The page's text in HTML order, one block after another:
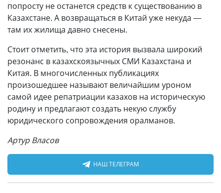
попросту не останется средств к существованию в
Казахстане. А возвращаться в Китай уже некуда —
там их жилища давно снесены.
Стоит отметить, что эта история вызвала широкий
резонанс в казахскоязычных СМИ Казахстана и
Китая. В многочисленных публикациях
произошедшее называют величайшим уроном
самой идее репатриации казахов на историческую
родину и предлагают создать некую службу
юридического сопровождения оралманов.
Артур Власов
НАШ ТЕЛЕГРАМ